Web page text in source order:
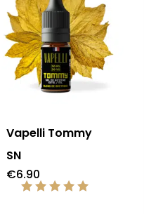
Vapelli Tommy
SN
€6.90